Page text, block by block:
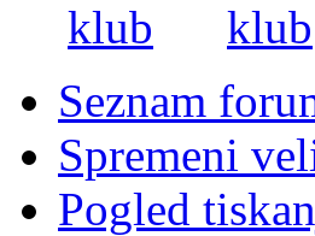
Seznam
Spremeni
Pogled